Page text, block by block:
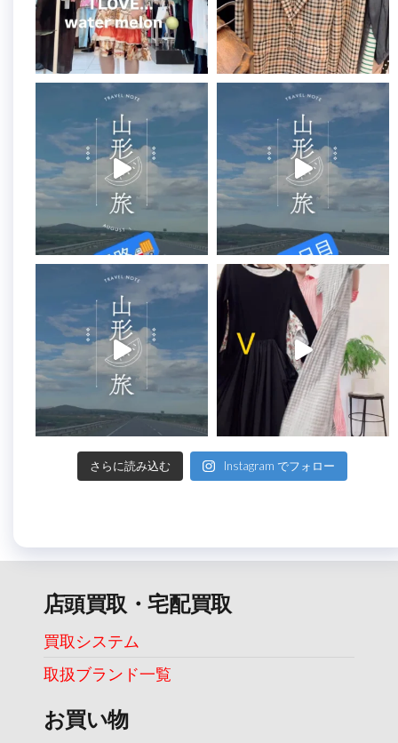
さらに読み込む Instagram でフォロー
店頭買取・宅配買取
買取システム
取扱ブランド一覧
お買い物